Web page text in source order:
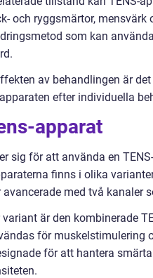
och ryggsmärtor,
som kan
av behandlingen är
efter individuella
apparat
sig för att använda en
finns i olika
med två kanaler
är den kombinerade
för muskelstimulering
för att hantera